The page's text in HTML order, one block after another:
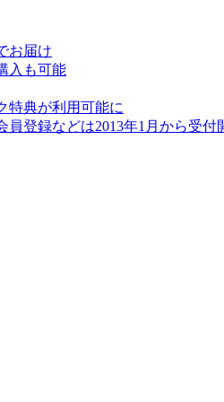
お届け
入も可能
特典が利用可能に
登録などは2013年1月から受付